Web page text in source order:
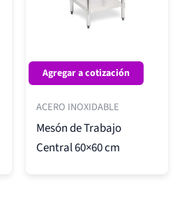
Agregar a cotización
ACERO INOXIDABLE
Mesón de Trabajo
Central 60×60 cm